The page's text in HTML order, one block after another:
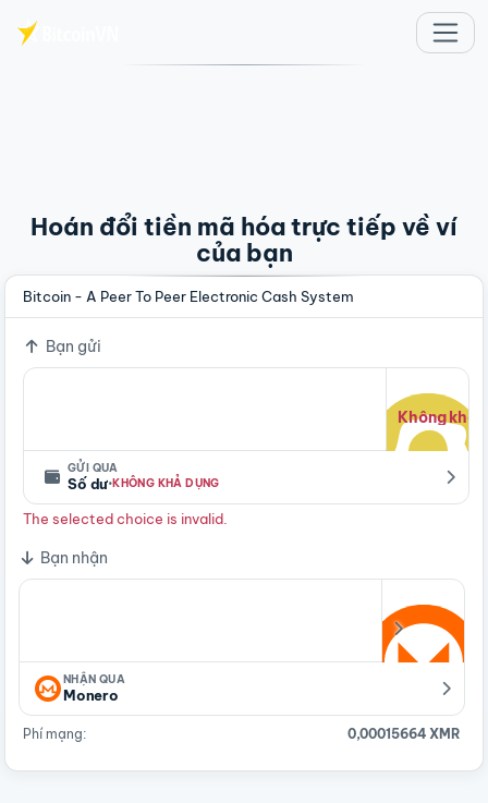
Hoán đổi tiền mã hóa trực tiếp về ví
của bạn
Bitcoin - A Peer To Peer Electronic Cash System
Bạn gửi
Không khả
GỬI QUA
Số dư·KHÔNG KHẢ DỤNG
The selected choice is invalid.
Bạn nhận
NHẬN QUA
Monero
Phí mạng: 0,00015664 XMR